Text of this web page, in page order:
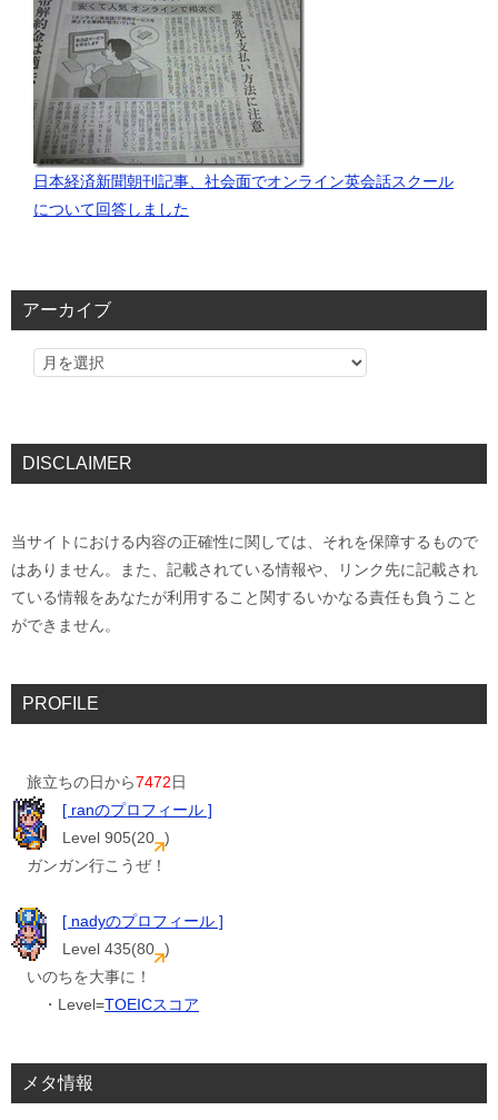
日本経済新聞朝刊記事、社会面でオンライン英会話スクール
について回答しました
アーカイブ
DISCLAIMER
当サイトにおける内容の正確性に関しては、それを保障するもので
はありません。また、記載されている情報や、リンク先に記載され
ている情報をあなたが利用すること関するいかなる責任も負うこと
ができません。
PROFILE
旅立ちの日から7472日
[ ranのプロフィール ]
Level 905(20 )
ガンガン行こうぜ！
[ nadyのプロフィール ]
Level 435(80 )
いのちを大事に！
・Level=TOEICスコア
メタ情報